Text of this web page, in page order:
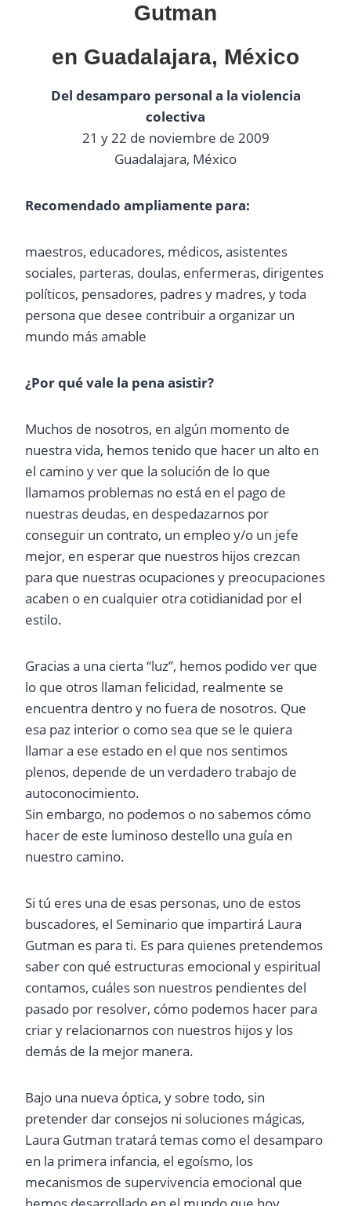
Gutman
en Guadalajara, México
Del desamparo personal a la violencia
colectiva
21 y 22 de noviembre de 2009
Guadalajara, México
Recomendado ampliamente para:
maestros, educadores, médicos, asistentes
sociales, parteras, doulas, enfermeras, dirigentes
políticos, pensadores, padres y madres, y toda
persona que desee contribuir a organizar un
mundo más amable
¿Por qué vale la pena asistir?
Muchos de nosotros, en algún momento de
nuestra vida, hemos tenido que hacer un alto en
el camino y ver que la solución de lo que
llamamos problemas no está en el pago de
nuestras deudas, en despedazarnos por
conseguir un contrato, un empleo y/o un jefe
mejor, en esperar que nuestros hijos crezcan
para que nuestras ocupaciones y preocupaciones
acaben o en cualquier otra cotidianidad por el
estilo.
Gracias a una cierta “luz”, hemos podido ver que
lo que otros llaman felicidad, realmente se
encuentra dentro y no fuera de nosotros. Que
esa paz interior o como sea que se le quiera
llamar a ese estado en el que nos sentimos
plenos, depende de un verdadero trabajo de
autoconocimiento.
Sin embargo, no podemos o no sabemos cómo
hacer de este luminoso destello una guía en
nuestro camino.
Si tú eres una de esas personas, uno de estos
buscadores, el Seminario que impartirá Laura
Gutman es para ti. Es para quienes pretendemos
saber con qué estructuras emocional y espiritual
contamos, cuáles son nuestros pendientes del
pasado por resolver, cómo podemos hacer para
criar y relacionarnos con nuestros hijos y los
demás de la mejor manera.
Bajo una nueva óptica, y sobre todo, sin
pretender dar consejos ni soluciones mágicas,
Laura Gutman tratará temas como el desamparo
en la primera infancia, el egoísmo, los
mecanismos de supervivencia emocional que